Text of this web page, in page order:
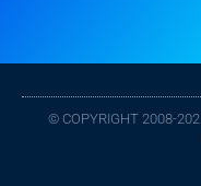
© COPYRIGHT 2008-